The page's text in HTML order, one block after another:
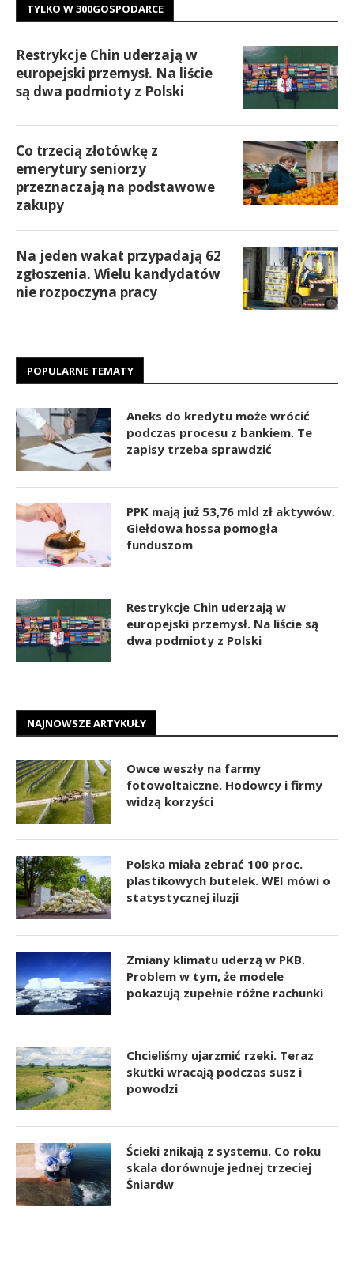
TYLKO W 300GOSPODARCE
Restrykcje Chin uderzają w
europejski przemysł. Na liście
są dwa podmioty z Polski
Co trzecią złotówkę z
emerytury seniorzy
przeznaczają na podstawowe
zakupy
Na jeden wakat przypadają 62
zgłoszenia. Wielu kandydatów
nie rozpoczyna pracy
POPULARNE TEMATY
Aneks do kredytu może wrócić
podczas procesu z bankiem. Te
zapisy trzeba sprawdzić
PPK mają już 53,76 mld zł aktywów.
Giełdowa hossa pomogła
funduszom
Restrykcje Chin uderzają w
europejski przemysł. Na liście są
dwa podmioty z Polski
NAJNOWSZE ARTYKUŁY
Owce weszły na farmy
fotowoltaiczne. Hodowcy i firmy
widzą korzyści
Polska miała zebrać 100 proc.
plastikowych butelek. WEI mówi o
statystycznej iluzji
Zmiany klimatu uderzą w PKB.
Problem w tym, że modele
pokazują zupełnie różne rachunki
Chcieliśmy ujarzmić rzeki. Teraz
skutki wracają podczas susz i
powodzi
Ścieki znikają z systemu. Co roku
skala dorównuje jednej trzeciej
Śniardw